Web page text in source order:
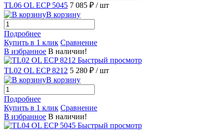
TL06 OL ECP 5045 7 085 ₽ / шт
В корзину
Подробнее
Купить в 1 клик Сравнение
В избранное В наличии!
Быстрый просмотр
TL02 OL ECP 8212 5 280 ₽ / шт
В корзину
Подробнее
Купить в 1 клик Сравнение
В избранное В наличии!
Быстрый просмотр